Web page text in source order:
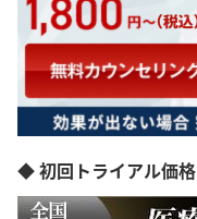
◆ 初回トライアル価格